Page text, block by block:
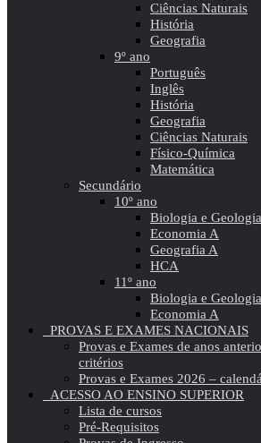
Ciências Naturais
História
Geografia
9º ano
Português
Inglês
História
Geografia
Ciências Naturais
Físico-Química
Matemática
Secundário
10º ano
Biologia e Geologia
Economia A
Geografia A
HCA
11º ano
Biologia e Geologia
Economia A
PROVAS E EXAMES NACIONAIS
Provas e Exames de anos
critérios
Provas e Exames 2026 –
ACESSO AO ENSINO SUPERIOR
Lista de cursos
Pré-Requisitos